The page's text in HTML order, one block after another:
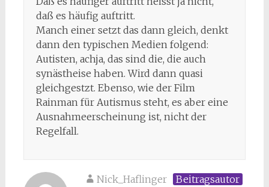
daß es häufig auftritt.
Manch einer setzt das dann gleich, denkt
dann den typischen Medien folgend:
Autisten, achja, das sind die, die auch
synästheise haben. Wird dann quasi
gleichgestzt. Ebenso, wie der Film
Rainman für Autismus steht, es aber eine
Ausnahmeerscheinung ist, nicht der
Regelfall.
Nick_Haflinger
Beitragsautor